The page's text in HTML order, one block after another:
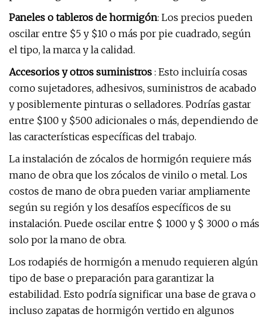
Paneles o tableros de hormigón: Los precios pueden
oscilar entre $5 y $10 o más por pie cuadrado, según
el tipo, la marca y la calidad.
Accesorios y otros suministros : Esto incluiría cosas
como sujetadores, adhesivos, suministros de acabado
y posiblemente pinturas o selladores. Podrías gastar
entre $100 y $500 adicionales o más, dependiendo de
las características específicas del trabajo.
La instalación de zócalos de hormigón requiere más
mano de obra que los zócalos de vinilo o metal. Los
costos de mano de obra pueden variar ampliamente
según su región y los desafíos específicos de su
instalación. Puede oscilar entre $ 1000 y $ 3000 o más
solo por la mano de obra.
Los rodapiés de hormigón a menudo requieren algún
tipo de base o preparación para garantizar la
estabilidad. Esto podría significar una base de grava o
incluso zapatas de hormigón vertido en algunos